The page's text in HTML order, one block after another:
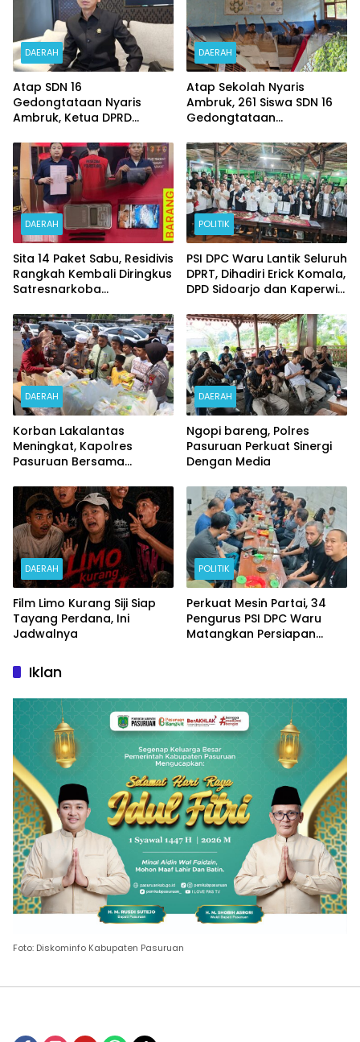
DAERAH
Atap SDN 16
Gedongtataan Nyaris
Ambruk, Ketua DPRD
Perjuangkan Anggaran
Perbaikan
DAERAH
Atap Sekolah Nyaris
Ambruk, 261 Siswa SDN 16
Gedongtataan
Demi Belajar
DAERAH
Sita 14 Paket Sabu, Residivis
Rangkah Kembali Diringkus
Satresnarkoba
POLITIK
PSI DPC Waru Lantik Seluruh
DPRT, Dihadiri Erick Komala,
DPD Sidoarjo dan Kaperwil
DAERAH
Korban Lakalantas
Meningkat, Kapolres
Pasuruan Bersama
Ghaib dan Doa Bersama
DAERAH
Ngopi bareng, Polres
Pasuruan Perkuat Sinergi
Dengan Media
DAERAH
Film Limo Kurang Siji Siap
Tayang Perdana, Ini
Jadwalnya
POLITIK
Perkuat Mesin Partai, 34
Pengurus PSI DPC Waru
Matangkan Persiapan
Iklan
Foto: Diskominfo Kabupaten Pasuruan